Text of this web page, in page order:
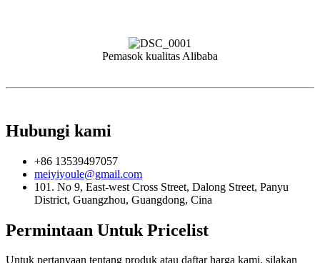
Pemasok kualitas Alibaba
Hubungi kami
+86 13539497057
meiyiyoule@gmail.com
101. No 9, East-west Cross Street, Dalong Street, Panyu
District, Guangzhou, Guangdong, Cina
Permintaan Untuk Pricelist
Untuk pertanyaan tentang produk atau daftar harga kami, silakan